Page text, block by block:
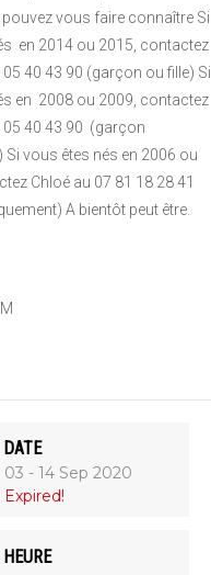
vous faire connaître Si
en 2014 ou 2015, contactez
05 40 43 90 (garçon ou fille) Si
en 2008 ou 2009, contactez
05 40 43 90 (garçon
Si vous êtes nés en 2006 ou
Chloé au 07 81 18 28 41
A bientôt peut être.
DATE
03 - 14 Sep 2020
Expired!
HEURE